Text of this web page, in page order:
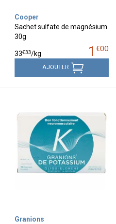
Cooper
Sachet sulfate de magnésium
30g
1 €00
33€33/kg
AJOUTER
Granions